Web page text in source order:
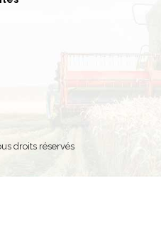
droits réservés